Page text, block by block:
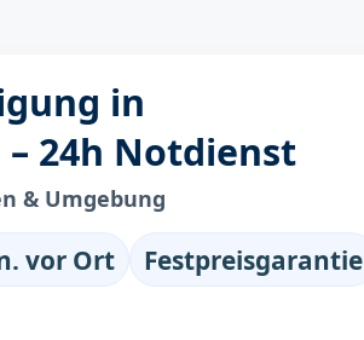
in
24h Notdienst
& Umgebung
vor Ort
Festpreisgarantie